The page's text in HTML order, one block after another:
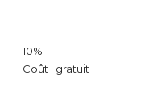
10%
Coût : gratuit